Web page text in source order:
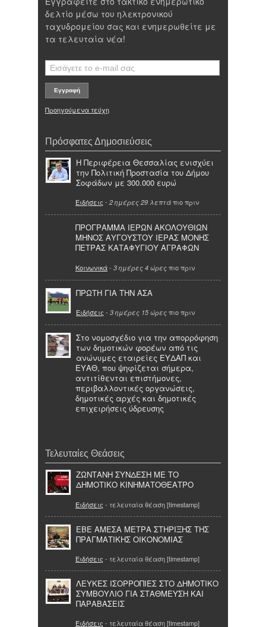
δελτίο μέσω του ηλεκτρονικού
ταχυδρομείου σας και ενημερωθείτε με
τα τελευταία νέα!
Προηγούμενα τεύχη
Πρόσφατες Δημοσιεύσεις
Η Περιφέρεια Θεσσαλίας ενισχύει
την Πολιτική Προστασία του Δήμου
Σοφάδων με 300.000 ευρώ
Ειδήσεις - 2 ημέρες 29 λεπτά πιο πριν
ΠΡΟΓΡΑΜΜΑ ΙΕΡΩΝ ΑΚΟΛΟΥΘΙΩΝ
ΜΗΝΟΣ ΑΥΓΟΥΣΤΟΥ ΙΕΡΑΣ ΜΟΝΗΣ
ΠΕΤΡΑΣ ΚΑΤΑΦΥΓΙΟΥ ΑΓΡΑΦΩΝ
Κοινωνικά- 3 ημέρες 4 ώρες πιο πριν
ΠΡΩΤΗ ΓΙΑ ΤΗΝ ΑΣΑ
Ειδήσεις - 3 ημέρες 15 ώρες πιο πριν
Στο νομοσχέδιο για την απορρόφηση
των δημοτικών φορέων από τις
ανώνυμες εταιρείες ΕΥΔΑΠ και
ΕΥΑΘ, που ψηφίζεται σήμερα,
αντιτίθενται επιστήμονες,
περιβαλλοντικές οργανώσεις,
δημοτικές αρχές και δημοτικές
επιχειρήσεις ύδρευσης
Τελευταίες Θεάσεις
ΖΩΝΤΑΝΗ ΣΥΝΔΕΣΗ ΜΕ ΤΟ
ΔΗΜΟΤΙΚΟ ΚΙΝΗΜΑΤΟΘΕΑΤΡΟ
Ειδήσεις - τελευταία θέαση [timestamp]
ΕΒΕ ΑΜΕΣΑ ΜΕΤΡΑ ΣΤΗΡΙΞΗΣ ΤΗΣ
ΠΡΑΓΜΑΤΙΚΗΣ ΟΙΚΟΝΟΜΙΑΣ
Ειδήσεις - τελευταία θέαση [timestamp]
ΛΕΥΚΕΣ ΙΣΟΡΡΟΠΙΕΣ ΣΤΟ ΔΗΜΟΤΙΚΟ
ΣΥΜΒΟΥΛΙΟ ΓΙΑ ΣΤΑΘΜΕΥΣΗ ΚΑΙ
ΠΑΡΑΒΑΣΕΙΣ
Ειδήσεις - τελευταία θέαση [timestamp]